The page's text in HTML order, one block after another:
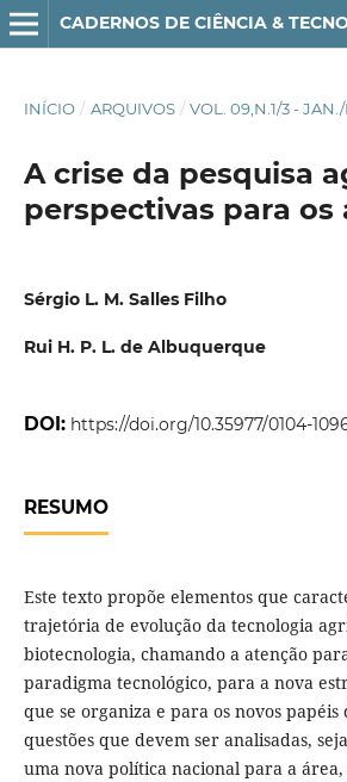
CADERNOS DE CIÊNCIA &
INÍCIO / ARQUIVOS / VOL. 09,N.1/3 - JAN./
A crise da pesquisa
perspectivas para os
Sérgio L. M. Salles Filho
Rui H. P. L. de Albuquerque
DOI: https://doi.org/10.35977/0104-
RESUMO
Este texto propõe elementos que
trajetória de evolução da tecnologia
biotecnologia, chamando a atenção
paradigma tecnológico, para a nova
que se organiza e para os novos papéis
questões que devem ser analisadas,
uma nova política nacional para a área,